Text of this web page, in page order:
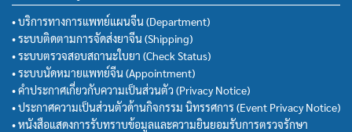
• บริการทางการแพทย์แผนจีน (Department)
• ระบบติดตามการจัดส่งยาจีน (Shipping)
• ระบบตรวจสอบสถานะใบยา (Check Status)
• ระบบนัดหมายแพทย์จีน (Appointment)
• คำประกาศเกี่ยวกับความเป็นส่วนตัว (Privacy Notice)
• ประกาศความเป็นส่วนตัวด้านกิจกรรม นิทรรศการ (Event Privacy Notice)
• หนังสือแสดงการรับทราบข้อมูลและความยินยอมรับการตรวจรักษา